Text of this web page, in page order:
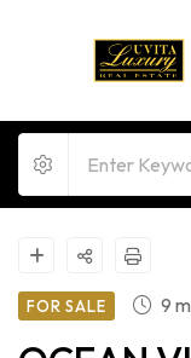
FOR SALE 9